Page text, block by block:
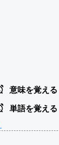
意味を覚える
単語を覚える